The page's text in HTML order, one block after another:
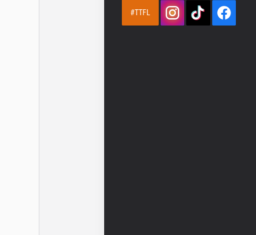
#TTFL